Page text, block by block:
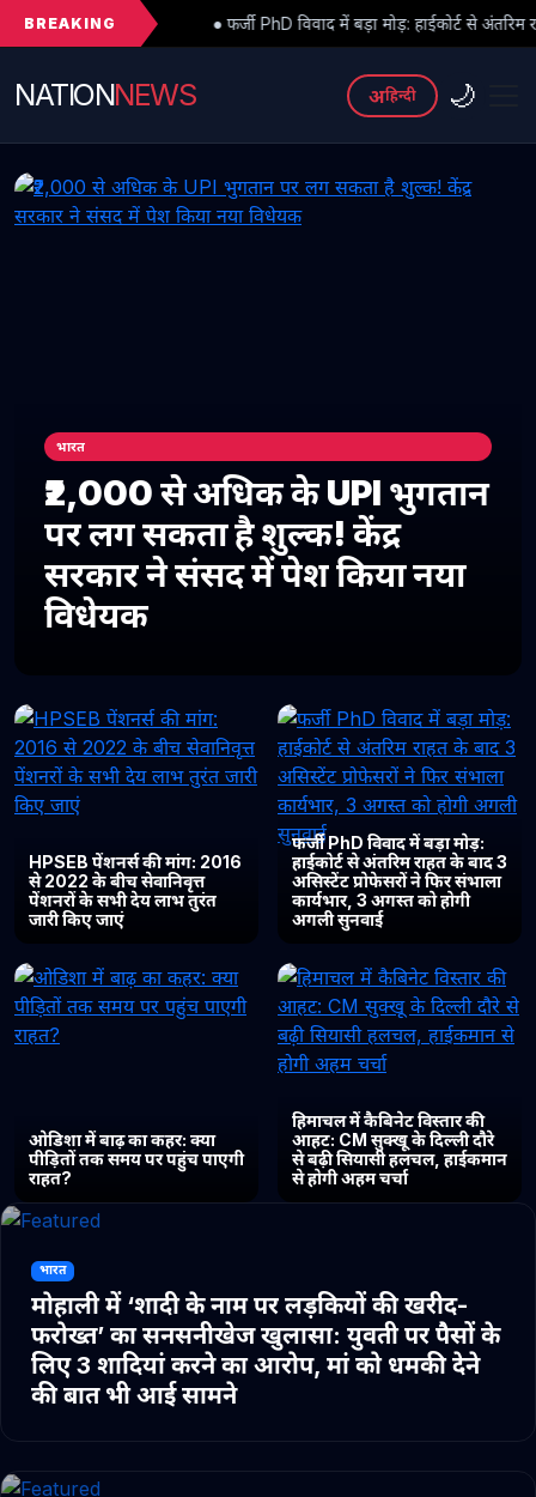
BREAKING
● फर्जी PhD विवाद में बड़ा मोड़: हाईकोर्ट से अंतरिम राहत के बाद 3 असिस्टेंट
NATIONNEWS अहिन्दी 🌙
भारत
₹2,000 से अधिक के UPI भुगतान
पर लग सकता है शुल्क! केंद्र
सरकार ने संसद में पेश किया नया
विधेयक
HPSEB पेंशनर्स की मांग: 2016
से 2022 के बीच सेवानिवृत्त
पेंशनरों के सभी देय लाभ तुरंत
जारी किए जाएं
फर्जी PhD विवाद में बड़ा मोड़:
हाईकोर्ट से अंतरिम राहत के बाद 3
असिस्टेंट प्रोफेसरों ने फिर संभाला
कार्यभार, 3 अगस्त को होगी
अगली सुनवाई
ओडिशा में बाढ़ का कहर: क्या
पीड़ितों तक समय पर पहुंच पाएगी
राहत?
हिमाचल में कैबिनेट विस्तार की
आहट: CM सुक्खू के दिल्ली दौरे
से बढ़ी सियासी हलचल, हाईकमान
से होगी अहम चर्चा
भारत
मोहाली में ‘शादी के नाम पर लड़कियों की खरीद-
फरोख्त’ का सनसनीखेज खुलासा: युवती पर पैसों के
लिए 3 शादियां करने का आरोप, मां को धमकी देने
की बात भी आई सामने